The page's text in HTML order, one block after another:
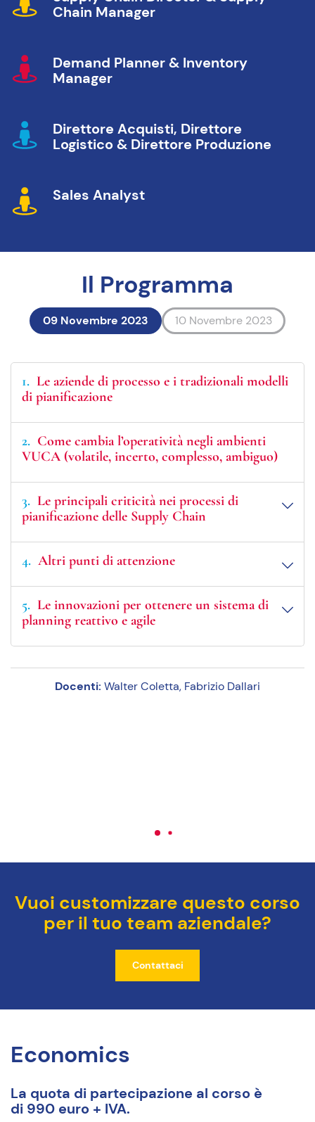
Chain Manager
Demand Planner & Inventory
Manager
Direttore Acquisti, Direttore
Logistico & Direttore Produzione
Sales Analyst
Il Programma
09 Novembre 2023 10 Novembre 2023
1
Le aziende di processo e i tradizionali modelli
di pianificazione
2
Come cambia l’operatività negli ambienti
VUCA (volatile, incerto, complesso, ambiguo)
3 Le principali criticità nei processi di
pianificazione delle Supply Chain
4 Altri punti di attenzione
5 Le innovazioni per ottenere un sistema di
planning reattivo e agile
Docenti: Walter Coletta, Fabrizio Dallari
Vuoi customizzare questo corso
per il tuo team aziendale?
Contattaci
Economics
La quota di partecipazione al corso è
di 990 euro + IVA.